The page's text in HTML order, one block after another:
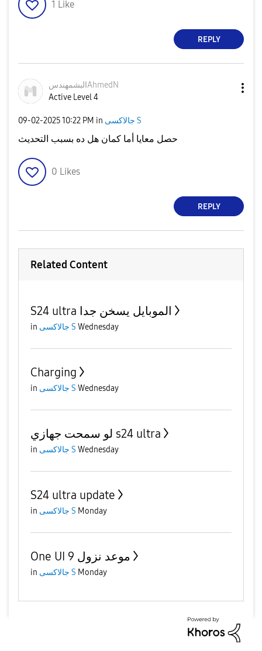
1 Like
REPLY
البشمهندسAhmedN
Active Level 4
‎09-02-202510:22 PM in جالاكسى S
حصل معايا أما كمان هل ده بسبب التحديث
0 Likes
REPLY
Related Content
S24 ultra الموبايل يسخن جدا
in جالاكسى S Wednesday
Charging
in جالاكسى S Wednesday
لو سمحت جهازي s24 ultra
in جالاكسى S Wednesday
S24 ultra update
in جالاكسى S Monday
One UI 9 موعد نزول
in جالاكسى S Monday